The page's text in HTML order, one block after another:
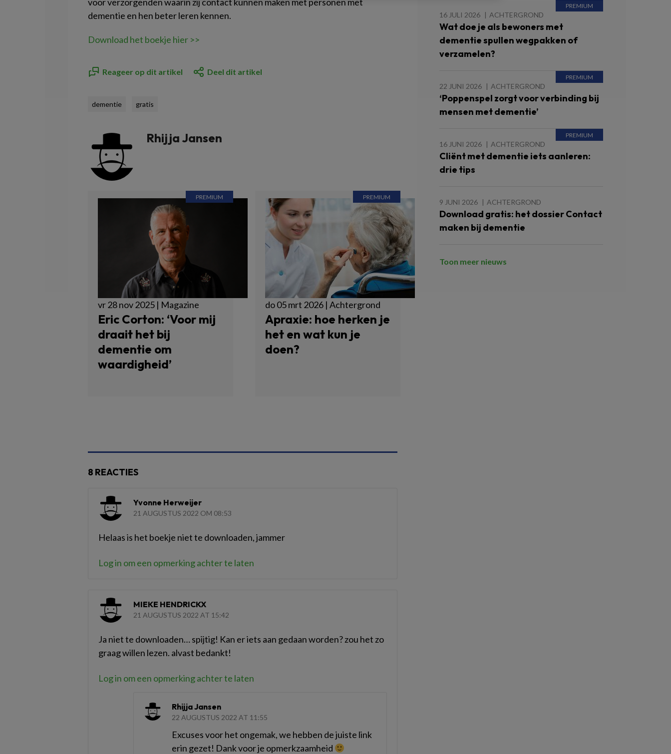
dementie en hen beter leren kennen.
Download het boekje hier >>
Reageer op dit artikel Deel dit artikel
dementie gratis
Rhijja Jansen
vr 28 nov 2025 | Magazine
Eric Corton: ‘Voor mij
draait het bij
dementie om
waardigheid’
do 05 mrt 2026 | Achtergrond
Apraxie: hoe herken je
het en wat kun je
doen?
8 REACTIES
Yvonne Herweijer
21 AUGUSTUS 2022 OM 08:53
Helaas is het boekje niet te downloaden, jammer
Log in om een opmerking achter te laten
MIEKE HENDRICKX
21 AUGUSTUS 2022 AT 15:42
Ja niet te downloaden… spijtig! Kan er iets aan gedaan worden? zou het zo
graag willen lezen. alvast bedankt!
Log in om een opmerking achter te laten
Rhijja Jansen
22 AUGUSTUS 2022 AT 11:55
Excuses voor het ongemak, we hebben de juiste link
erin gezet! Dank voor je opmerkzaamheid
16 JULI 2026 ACHTERGROND
Wat doe je als bewoners met
dementie spullen wegpakken of
verzamelen?
22 JUNI 2026 ACHTERGROND
‘Poppenspel zorgt voor verbinding bij
mensen met dementie’
16 JUNI 2026 ACHTERGROND
Cliënt met dementie iets aanleren:
drie tips
9 JUNI 2026 ACHTERGROND
Download gratis: het dossier Contact
maken bij dementie
Toon meer nieuws